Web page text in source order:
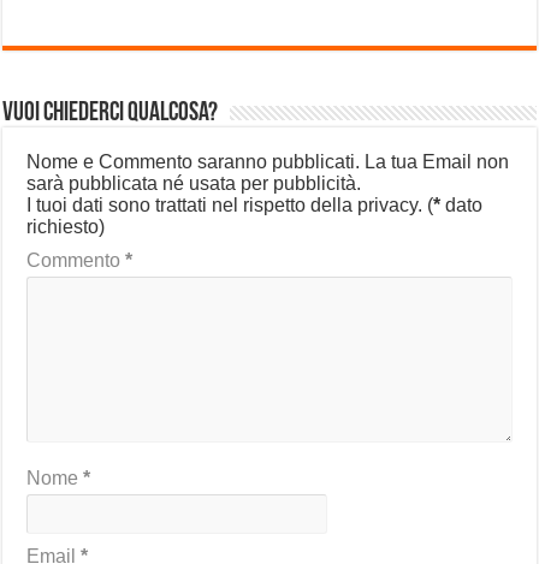
Vuoi chiederci qualcosa?
Nome e Commento saranno pubblicati. La tua Email non
sarà pubblicata né usata per pubblicità.
I tuoi dati sono trattati nel rispetto della privacy. (* dato
richiesto)
Commento*
Nome*
Email*